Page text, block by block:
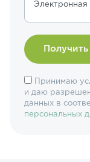
Электронная
Принимаю
и даю
данных в
персональных